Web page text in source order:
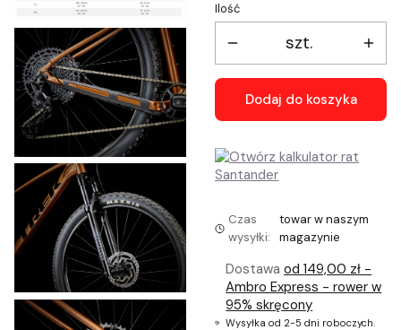
Ilość
szt.
Dodaj do koszyka
Czas
wysyłki:
towar w naszym
magazynie
Dostawaod 149,00 zł -
Ambro Express - rower w
95% skręcony
Wysyłka od 2-5 dni roboczych.